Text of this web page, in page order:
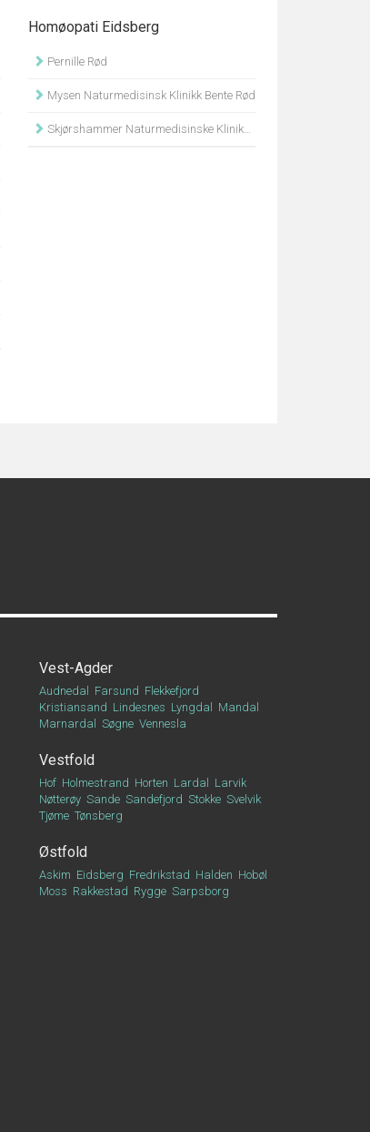
Homøopati Eidsberg
Pernille Rød
Mysen Naturmedisinsk Klinikk Bente Rød
Skjørshammer Naturmedisinske Klinikk Ingunn H Hensel
Vest-Agder
Audnedal Farsund Flekkefjord
Kristiansand Lindesnes Lyngdal
Mandal
Marnardal
Søgne Vennesla
Vestfold
Hof Holmestrand Horten Lardal
Larvik
Nøtterøy Sande Sandefjord Stokke Svelvik
Tjøme Tønsberg
Østfold
Askim Eidsberg Fredrikstad Halden Hobøl
Moss Rakkestad Rygge Sarpsborg